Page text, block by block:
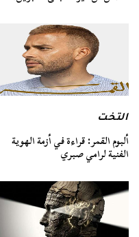
التخت
ألبوم القمر: قراءة في أزمة الهوية
الفنية لرامي صبري